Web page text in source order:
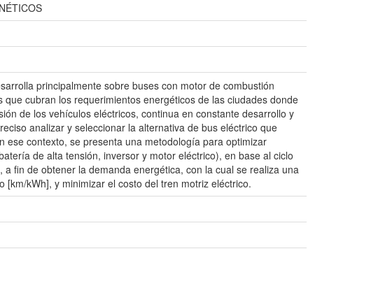
principalmente sobre buses con motor de combustión
cubran los requerimientos energéticos de las ciudades donde
de los vehículos eléctricos, continua en constante desarrollo y
analizar y seleccionar la alternativa de bus eléctrico que
ese contexto, se presenta una metodología para optimizar
de alta tensión, inversor y motor eléctrico), en base al ciclo
fin de obtener la demanda energética, con la cual se realiza una
kWh], y minimizar el costo del tren motriz eléctrico.